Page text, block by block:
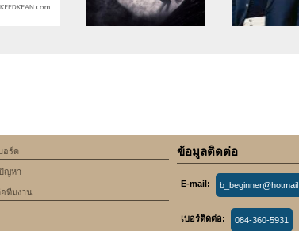
include/article/show.php
534
Support
/home/keedkean/domains/keedkean.com/
mircomm
/home/
พันธะหัวใจคุ
อร์ด
ญหา
ทีมงาน
ข้อมูลติดต่อ
E-mail:
เบอร์ติดต่อ: 084-360-5931